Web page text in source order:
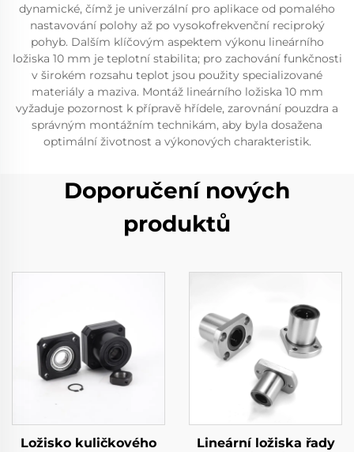
dynamické, čímž je univerzální pro aplikace od pomalého
nastavování polohy až po vysokofrekvenční reciproký
pohyb. Dalším klíčovým aspektem výkonu lineárního
ložiska 10 mm je teplotní stabilita; pro zachování funkčnosti
v širokém rozsahu teplot jsou použity specializované
materiály a maziva. Montáž lineárního ložiska 10 mm
vyžaduje pozornost k přípravě hřídele, zarovnání pouzdra a
správným montážním technikám, aby byla dosažena
optimální životnost a výkonových charakteristik.
Doporučení nových
produktů
Ložisko kuličkového
Lineární ložiska řady